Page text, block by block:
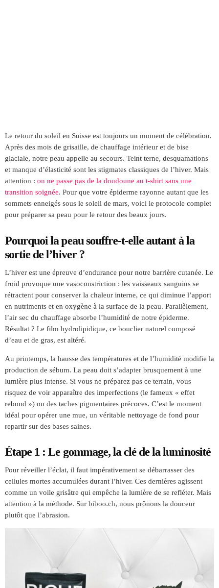
Le retour du soleil en Suisse est toujours un moment de célébration.
Après des mois de grisaille, de chauffage intérieur et de bise
glaciale, notre peau appelle au secours. Teint terne, desquamations
et manque d’élasticité sont les stigmates classiques de l’hiver. Mais
attention : on ne passe pas de la doudoune au t-shirt sans une
transition soignée. Pour que votre épiderme rayonne autant que les
sommets enneigés sous le soleil de mars, voici le protocole complet
pour préparer sa peau pour le retour des beaux jours.
Pourquoi la peau souffre-t-elle autant à la
sortie de l’hiver ?
L’hiver est une épreuve d’endurance pour notre barrière cutanée. Le
froid provoque une vasoconstriction : les vaisseaux sanguins se
rétractent pour conserver la chaleur interne, ce qui diminue l’apport
en nutriments et en oxygène à la surface de la peau. Parallèlement,
l’air sec du chauffage absorbe l’humidité de notre épiderme.
Résultat ? Le film hydrolipidique, ce bouclier naturel composé
d’eau et de gras, est altéré.
Au printemps, la hausse des températures et de l’humidité modifie la
production de sébum. La peau doit s’adapter brusquement à une
lumière plus intense. Si vous ne préparez pas ce terrain, vous
risquez de voir apparaître des imperfections (le fameux « effet
rebond ») ou des taches pigmentaires précoces. C’est le moment
idéal pour opérer une mue, un véritable nettoyage de fond pour
repartir sur des bases saines.
Étape 1 : Le gommage, la clé de la luminosité
Pour réveiller l’éclat, il faut impérativement se débarrasser des
cellules mortes accumulées durant l’hiver. Ces dernières agissent
comme un voile grisâtre qui empêche la lumière de se refléter. Mais
attention à la méthode. Sur biboo.ch, nous prônons la douceur
plutôt que l’abrasion.